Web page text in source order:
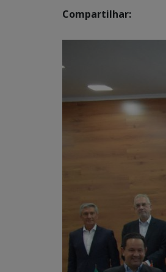
Compartilhar: